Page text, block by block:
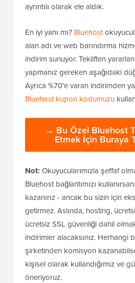
ayrıntılı olarak ele aldık.
En iyi yanı mı? Bluehost
alan adı ve web barındırma
indirim sunuyor. Tekliften
yapmanız gereken aşağıdaki
Ayrıca %70'e varan indirimden
Bluehost kupon kodumuzu
→ Bu Özel Bluehost
Etmek İçin Buraya
Not: Okuyucularımızla şeffaf
Bluehost bağlantımızı
kazanırız - ancak bu sizin için
getirmez. Aslında, hosting,
ücretsiz SSL güvenliği dahil
indirimler alacaksınız. Herhangi
şirketinden komisyon
kişisel olarak kullandığımız ve
öneriyoruz.